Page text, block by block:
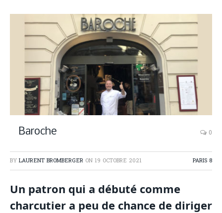
Baroche 0
BY LAURENT BROMBERGER ON 19 OCTOBRE 2021 PARIS 8
Un patron qui a débuté comme
charcutier a peu de chance de diriger